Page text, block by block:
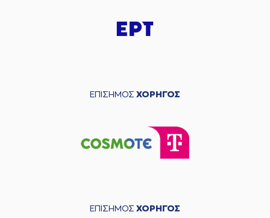
ΕΠΙΣΗΜΟΣ ΧΟΡΗΓΟΣ
ΕΠΙΣΗΜΟΣ ΧΟΡΗΓΟΣ